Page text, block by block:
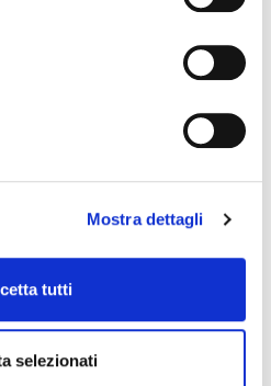
Mostra dettagli
tutti
selezionati